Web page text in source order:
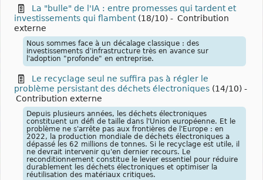
La "bulle" de l'IA : entre promesses qui tardent et
investissements qui flambent (18/10) - Contribution
externe
Nous sommes face à un décalage classique : des
investissements d'infrastructure très en avance sur
l'adoption "profonde" en entreprise.
Le recyclage seul ne suffira pas à régler le
problème persistant des déchets électroniques (14/10) -
Contribution externe
Depuis plusieurs années, les déchets électroniques
constituent un défi de taille dans l'Union européenne. Et le
problème ne s'arrête pas aux frontières de l'Europe : en
2022, la production mondiale de déchets électroniques a
dépassé les 62 millions de tonnes. Si le recyclage est utile, il
ne devrait intervenir qu'en dernier recours. Le
reconditionnement constitue le levier essentiel pour réduire
durablement les déchets électroniques et optimiser la
réutilisation des matériaux critiques.